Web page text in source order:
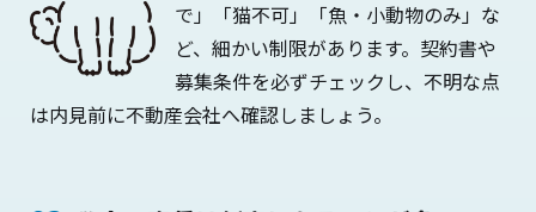
で」「猫不可」「魚・小動物のみ」な
ど、細かい制限があります。契約書や
募集条件を必ずチェックし、不明な点
は内見前に不動産会社へ確認しましょう。